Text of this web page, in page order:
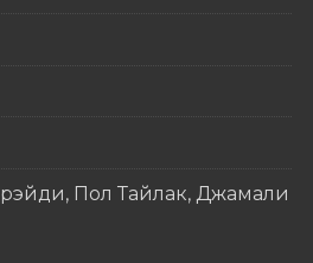
Пол Тайлак, Джамали